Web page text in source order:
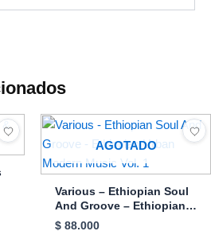
AGOTADO
Various – Ethiopian Soul
And Groove – Ethiopian
Urban Modern Music Vol.
$88.000